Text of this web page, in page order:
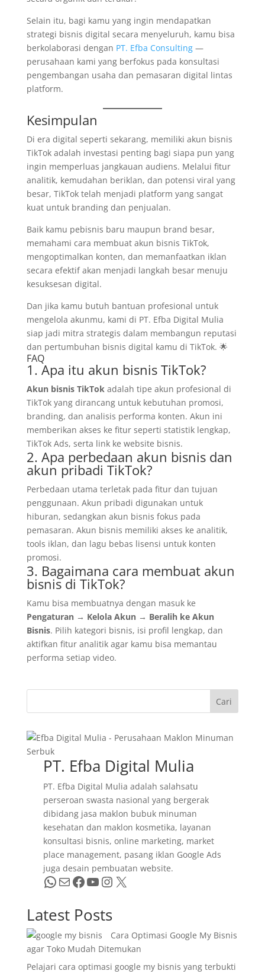
Selain itu, bagi kamu yang ingin mendapatkan
strategi bisnis digital secara menyeluruh, kamu bisa
berkolaborasi dengan PT. Efba Consulting—
perusahaan kami yang berfokus pada konsultasi
pengembangan usaha dan pemasaran digital lintas
platform.
Kesimpulan
Di era digital seperti sekarang, memiliki akun bisnis
TikTok adalah investasi penting bagi siapa pun yang
ingin memperluas jangkauan audiens. Melalui fitur
analitik, kemudahan beriklan, dan potensi viral yang
besar, TikTok telah menjadi platform yang sangat
kuat untuk branding dan penjualan.
Baik kamu pebisnis baru maupun brand besar,
memahami cara membuat akun bisnis TikTok,
mengoptimalkan konten, dan memanfaatkan iklan
secara efektif akan menjadi langkah besar menuju
kesuksesan digital.
Dan jika kamu butuh bantuan profesional untuk
mengelola akunmu, kami di PT. Efba Digital Mulia
siap jadi mitra strategis dalam membangun reputasi
dan pertumbuhan bisnis digital kamu di TikTok. 🌟
FAQ
1. Apa itu akun bisnis TikTok?
Akun bisnis TikTokadalah tipe akun profesional di
TikTok yang dirancang untuk kebutuhan promosi,
branding, dan analisis performa konten. Akun ini
memberikan akses ke fitur seperti statistik lengkap,
TikTok Ads, serta link ke website bisnis.
2. Apa perbedaan akun bisnis dan
akun pribadi TikTok?
Perbedaan utama terletak pada fitur dan tujuan
penggunaan. Akun pribadi digunakan untuk
hiburan, sedangkan akun bisnis fokus pada
pemasaran. Akun bisnis memiliki akses ke analitik,
tools iklan, dan lagu bebas lisensi untuk konten
promosi.
3. Bagaimana cara membuat akun
bisnis di TikTok?
Kamu bisa membuatnya dengan masuk ke
Pengaturan → Kelola Akun → Beralih ke Akun
Bisnis. Pilih kategori bisnis, isi profil lengkap, dan
aktifkan fitur analitik agar kamu bisa memantau
performa setiap video.
Cari
PT. Efba Digital Mulia
PT. Efba Digital Mulia adalah salahsatu
perseroan swasta nasional yang bergerak
dibidang jasa maklon bubuk minuman
kesehatan dan maklon kosmetika, layanan
konsultasi bisnis, online marketing, market
place management, pasang iklan Google Ads
juga desain pembuatan website.
WhatsApp Mail Facebook YouTube InstagramX
Latest Posts
Cara Optimasi Google My Bisnis
agar Toko Mudah Ditemukan
Pelajari cara optimasi google my bisnis yang terbukti